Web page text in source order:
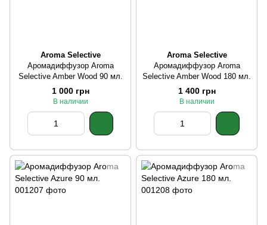
Aroma Selective
Аромадиффузор Aroma
Selective Amber Wood 90 мл.
1 000 грн
В наличии
Aroma Selective
Аромадиффузор Aroma
Selective Amber Wood 180 мл.
1 400 грн
В наличии